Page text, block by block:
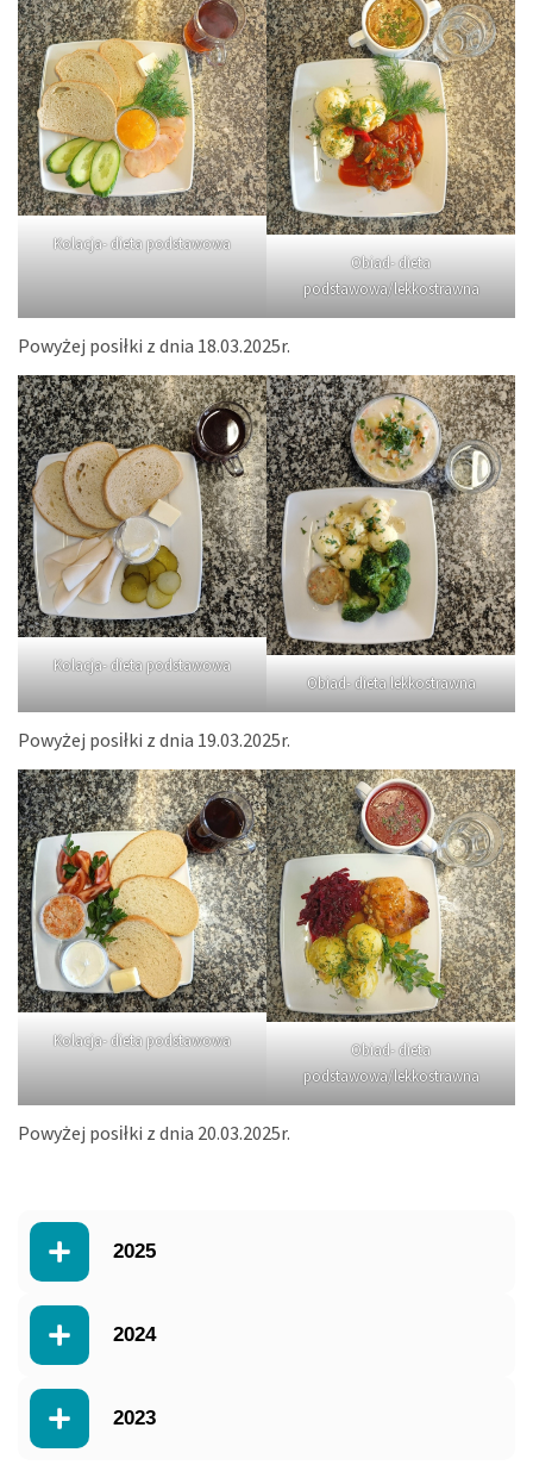
Kolacja- dieta podstawowa
Obiad- dieta
podstawowa/lekkostrawna
Powyżej posiłki z dnia 18.03.2025r.
Kolacja- dieta podstawowa
Obiad- dieta lekkostrawna
Powyżej posiłki z dnia 19.03.2025r.
Kolacja- dieta podstawowa
Obiad- dieta
podstawowa/lekkostrawna
Powyżej posiłki z dnia 20.03.2025r.
2025
2024
2023